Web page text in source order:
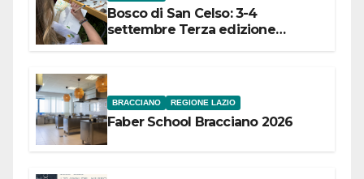
Bosco di San Celso: 3-4
settembre Terza edizione
BRACCIANO REGIONE LAZIO
Faber School Bracciano 2026